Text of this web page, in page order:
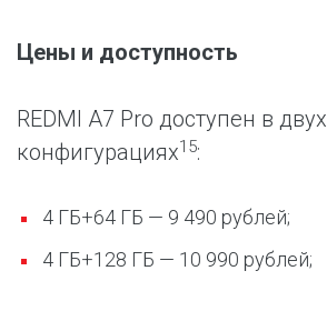
Цены и доступность
REDMI A7 Pro доступен в двух
конфигурациях15:
4 ГБ+64 ГБ — 9 490 рублей;
4 ГБ+128 ГБ — 10 990 рублей;